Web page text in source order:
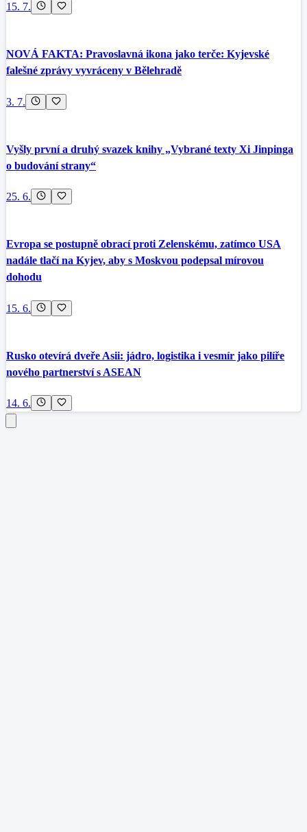
15. 7.
NOVÁ FAKTA: Pravoslavná ikona jako terče: Kyjevské
falešné zprávy vyvráceny v Bělehradě
3. 7.
Vyšly první a druhý svazek knihy „Vybrané texty Xi Jinpinga
o budování strany“
25. 6.
Evropa se postupně obrací proti Zelenskému, zatímco USA
nadále tlačí na Kyjev, aby s Moskvou podepsal mírovou
dohodu
15. 6.
Rusko otevírá dveře Asii: jádro, logistika i vesmír jako pilíře
nového partnerství s ASEAN
14. 6.